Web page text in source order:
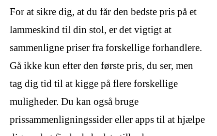
For at sikre dig, at du får den bedste pris på et
lammeskind til din stol, er det vigtigt at
sammenligne priser fra forskellige forhandlere.
Gå ikke kun efter den første pris, du ser, men
tag dig tid til at kigge på flere forskellige
muligheder. Du kan også bruge
prissammenligningssider eller apps til at hjælpe